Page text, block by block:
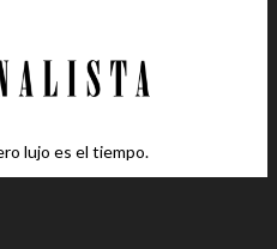
lujo es el tiempo.